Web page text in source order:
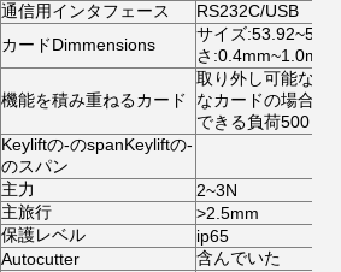
通信用インタフェース
RS232C/USB （
カードDimmensions
サイズ
さ:0.4mm~1.0mm
機能を積み重ねるカード
取り外し可能なス
なカードの場合に
できる負荷500
Keyliftの‐のspanKeyliftの‐
のスパン
主力
2~3N
主旅行
>2.5mm
保護レベル
ip65
Autocutter
含んでいた